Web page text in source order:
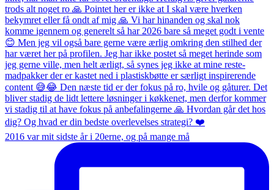
2016 var mit sidste år i 20erne, og på mange må